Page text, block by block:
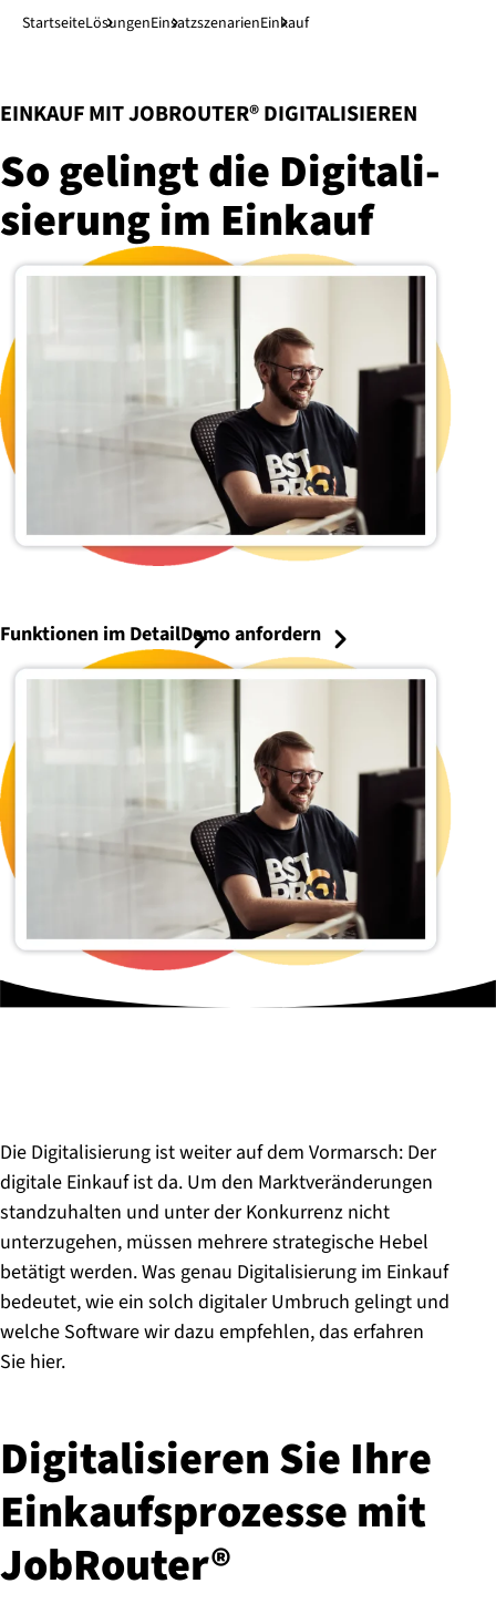
Direkt zum Hauptinhalt↓
StartseiteLösungenEin­satz­sze­na­ri­enEinkauf
EINKAUF MIT JOBROUTER® DIGITALISIEREN
:
So gelingt die Di­gi­ta­li­
sie­rung im Einkauf
Funktionen im DetailDemo anfordern
Die Digitalisierung ist weiter auf dem Vormarsch: Der
digitale Einkauf ist da. Um den Marktveränderungen
standzuhalten und unter der Konkurrenz nicht
unterzugehen, müssen mehrere strategische Hebel
betätigt werden. Was genau Digitalisierung im Einkauf
bedeutet, wie ein solch digitaler Umbruch gelingt und
welche Software wir dazu empfehlen, das erfahren
Sie hier.
Di­gi­ta­li­sie­ren Sie Ihre
Ein­kaufs­pro­zes­se mit
JobRouter®